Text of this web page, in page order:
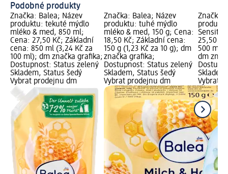
Podobné produkty
Značka: Balea; Název
produktu: tekuté mýdlo
mléko & med, 850 ml;
Cena: 27,50 Kč; Základní
cena: 850 ml (3,24 Kč za
100 ml); dm značka grafika;
Dostupnost: Status zelený
Skladem, Status šedý
Vybrat prodejnu dm
Značka: Balea; Název
produktu: tuhé mýdlo
mléko & med, 150 g; Cena:
18,50 Kč; Základní cena:
150 g (1,23 Kč za 10 g); dm
značka grafika;
Dostupnost: Status zelený
Skladem, Status šedý
Vybrat prodejnu dm
Značka:
25,50
500 ml
dm
Vybrat